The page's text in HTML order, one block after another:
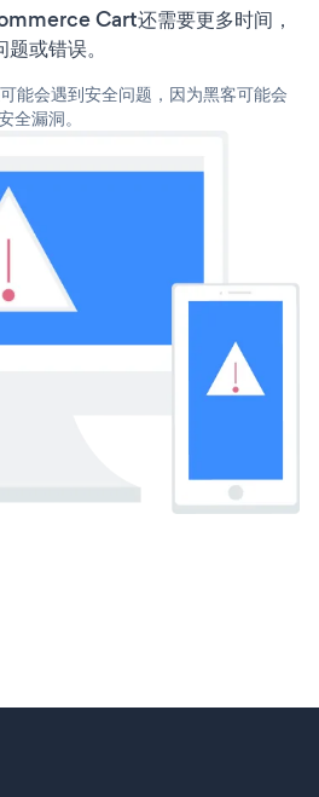
Cart还需要更多时间，
或错误。
能会遇到安全问题，因为黑客可能会
漏洞。